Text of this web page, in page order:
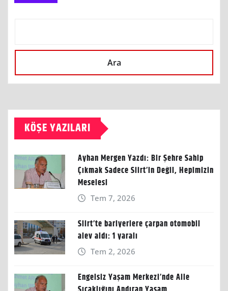
Ara
KÖŞE YAZILARI
Ayhan Mergen Yazdı: Bir Şehre Sahip
Çıkmak Sadece Siirt’in Değil, Hepimizin
Meselesi
Tem 7, 2026
Siirt’te bariyerlere çarpan otomobil
alev aldı: 1 yaralı
Tem 2, 2026
Engelsiz Yaşam Merkezi’nde Aile